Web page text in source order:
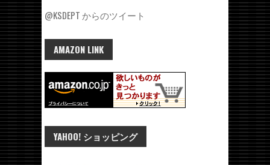
@KSDEPT からのツイート
AMAZON LINK
YAHOO! ショッピング